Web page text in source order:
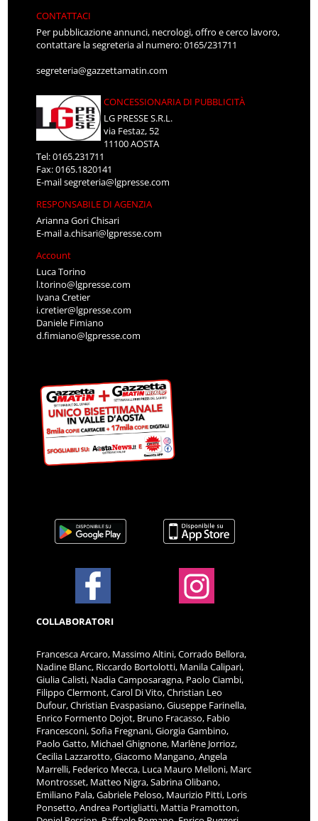
CONTATTACI
Per pubblicazione annunci, necrologi, offro e cerco lavoro,
contattare la segreteria al numero: 0165/231711
segreteria@gazzettamatin.com
CONCESSIONARIA DI PUBBLICITÀ
LG PRESSE S.R.L.
via Festaz, 52
11100 AOSTA
Tel: 0165.231711
Fax: 0165.1820141
E-mailsegreteria@lgpresse.com
RESPONSABILE DI AGENZIA
Arianna Gori Chisari
E-maila.chisari@lgpresse.com
Account
Luca Torino
l.torino@lgpresse.com
Ivana Cretier
i.cretier@lgpresse.com
Daniele Fimiano
d.fimiano@lgpresse.com
COLLABORATORI
Francesca Arcaro, Massimo Altini, Corrado Bellora,
Nadine Blanc, Riccardo Bortolotti, Manila Calipari,
Giulia Calisti, Nadia Camposaragna, Paolo Ciambi,
Filippo Clermont, Carol Di Vito, Christian Leo
Dufour, Christian Evaspasiano, Giuseppe Farinella,
Enrico Formento Dojot, Bruno Fracasso, Fabio
Francesconi, Sofia Fregnani, Giorgia Gambino,
Paolo Gatto, Michael Ghignone, Marlène Jorrioz,
Cecilia Lazzarotto, Giacomo Mangano, Angela
Marrelli, Federico Mecca, Luca Mauro Melloni, Marc
Montrosset, Matteo Nigra, Sabrina Olibano,
Emiliano Pala, Gabriele Peloso, Maurizio Pitti, Loris
Ponsetto, Andrea Portigliatti, Mattia Pramotton,